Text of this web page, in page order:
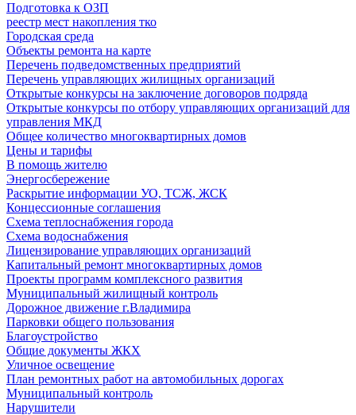
Подготовка к ОЗП
реестр мест накопления тко
Городская среда
Объекты ремонта на карте
Перечень подведомственных предприятий
Перечень управляющих жилищных организаций
Открытые конкурсы на заключение договоров подряда
Открытые конкурсы по отбору управляющих организаций для
управления МКД
Общее количество многоквартирных домов
Цены и тарифы
В помощь жителю
Энергосбережение
Раскрытие информации УО, ТСЖ, ЖСК
Концессионные соглашения
Схема теплоснабжения города
Схема водоснабжения
Лицензирование управляющих организаций
Капитальный ремонт многоквартирных домов
Проекты программ комплексного развития
Муниципальный жилищный контроль
Дорожное движение г.Владимира
Парковки общего пользования
Благоустройство
Общие документы ЖКХ
Уличное освещение
План ремонтных работ на автомобильных дорогах
Муниципальный контроль
Нарушители